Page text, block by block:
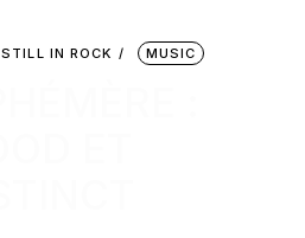
STILL IN ROCK MUSIC